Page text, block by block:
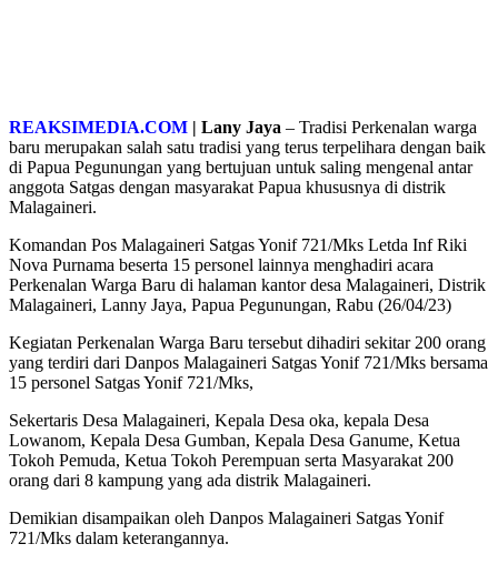
REAKSIMEDIA.COM | Lany Jaya – Tradisi Perkenalan warga
baru merupakan salah satu tradisi yang terus terpelihara dengan baik
di Papua Pegunungan yang bertujuan untuk saling mengenal antar
anggota Satgas dengan masyarakat Papua khususnya di distrik
Malagaineri.
Komandan Pos Malagaineri Satgas Yonif 721/Mks Letda Inf Riki
Nova Purnama beserta 15 personel lainnya menghadiri acara
Perkenalan Warga Baru di halaman kantor desa Malagaineri, Distrik
Malagaineri, Lanny Jaya, Papua Pegunungan, Rabu (26/04/23)
Kegiatan Perkenalan Warga Baru tersebut dihadiri sekitar 200 orang
yang terdiri dari Danpos Malagaineri Satgas Yonif 721/Mks bersama
15 personel Satgas Yonif 721/Mks,
Sekertaris Desa Malagaineri, Kepala Desa oka, kepala Desa
Lowanom, Kepala Desa Gumban, Kepala Desa Ganume, Ketua
Tokoh Pemuda, Ketua Tokoh Perempuan serta Masyarakat 200
orang dari 8 kampung yang ada distrik Malagaineri.
Demikian disampaikan oleh Danpos Malagaineri Satgas Yonif
721/Mks dalam keterangannya.